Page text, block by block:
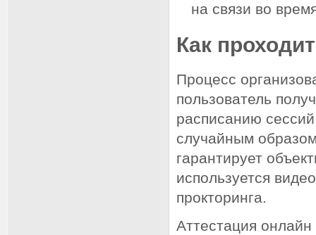
на связи во
Как
Процесс
пользователь
расписанию
случайным
гарантирует
используется
прокторинга.
Аттестация